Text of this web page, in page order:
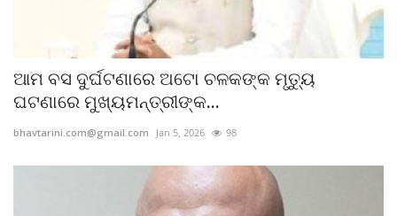
ଆମ ବସ ଦୁର୍ଘଟଣାରେ ଅଟୋ ଚଳକଙ୍କ ମୃତ୍ୟୁ
ଘଟଣାରେ ମୁଖ୍ୟମନ୍ତ୍ରୀଙ୍କ...
bhavtarini.com@gmail.com Jan 5, 2026 98